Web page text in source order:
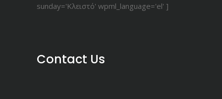
sunday='Κλειστό' wpml_language='el' ]
Contact Us